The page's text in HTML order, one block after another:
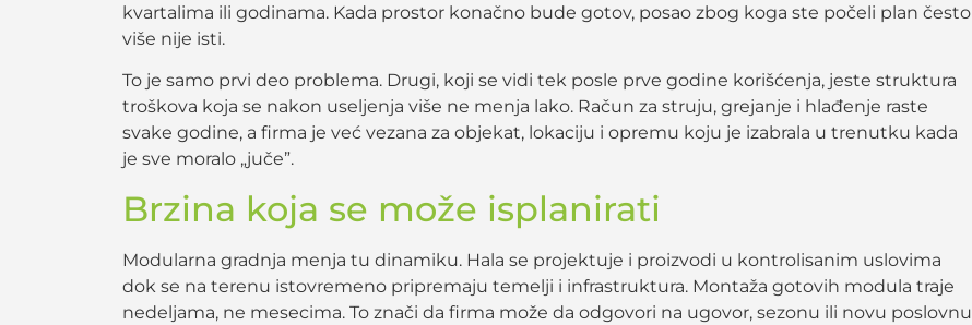
kvartalima ili godinama. Kada prostor konačno bude gotov, posao zbog koga ste počeli plan često
više nije isti.
To je samo prvi deo problema. Drugi, koji se vidi tek posle prve godine korišćenja, jeste struktura
troškova koja se nakon useljenja više ne menja lako. Račun za struju, grejanje i hlađenje raste
svake godine, a firma je već vezana za objekat, lokaciju i opremu koju je izabrala u trenutku kada
je sve moralo „juče”.
Brzina koja se može isplanirati
Modularna gradnja menja tu dinamiku. Hala se projektuje i proizvodi u kontrolisanim uslovima
dok se na terenu istovremeno pripremaju temelji i infrastruktura. Montaža gotovih modula traje
nedeljama, ne mesecima. To znači da firma može da odgovori na ugovor, sezonu ili novu poslovnu